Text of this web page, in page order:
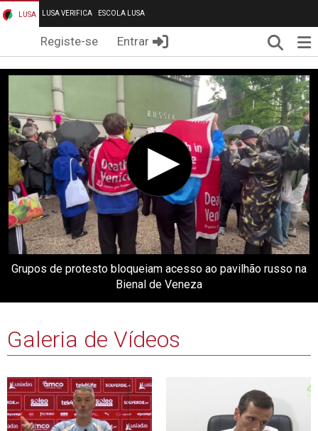
LUSA LUSA VERIFICA ESCOLA LUSA
Registe-se Entrar
Grupos de protesto bloqueiam acesso ao pavilhão russo na
Bienal de Veneza
Galeria de Vídeos